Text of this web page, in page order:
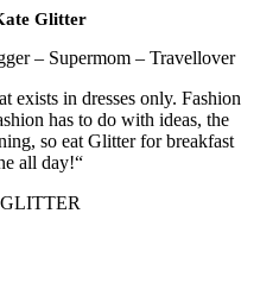
Glitter
exists in dresses only. Fashion
has to do with ideas, the
so eat Glitter for breakfast
all day!“